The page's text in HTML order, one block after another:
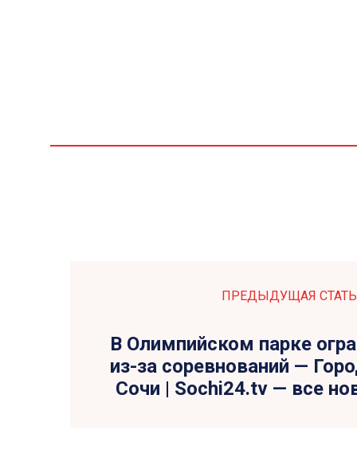
ПРЕДЫДУЩАЯ
В Олимпийском парке
из-за соревнований —
Сочи | Sochi24.tv — все